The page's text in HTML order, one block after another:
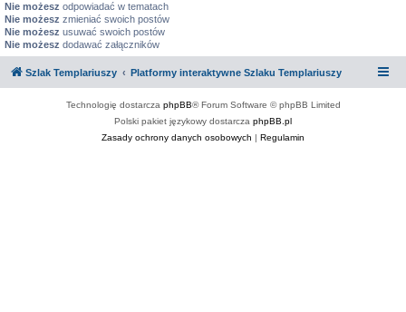
Nie możesz odpowiadać w tematach
Nie możesz zmieniać swoich postów
Nie możesz usuwać swoich postów
Nie możesz dodawać załączników
Szlak Templariuszy Platformy interaktywne Szlaku Templariuszy
Technologię dostarcza phpBB® Forum Software © phpBB Limited
Polski pakiet językowy dostarcza phpBB.pl
Zasady ochrony danych osobowych | Regulamin